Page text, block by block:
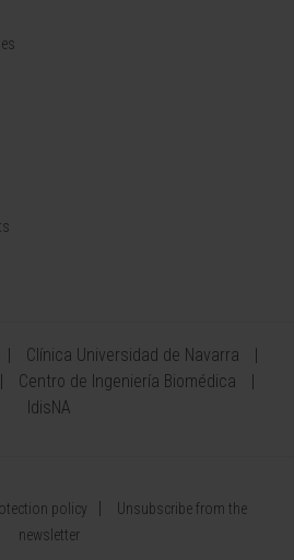
Clínica Universidad de Navarra
Centro de Ingeniería Biomédica
IdisNA
policy
Unsubscribe from the
newsletter